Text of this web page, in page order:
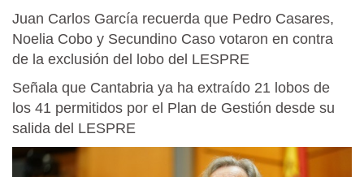
Juan Carlos García recuerda que Pedro Casares,
Noelia Cobo y Secundino Caso votaron en contra
de la exclusión del lobo del LESPRE
Señala que Cantabria ya ha extraído 21 lobos de
los 41 permitidos por el Plan de Gestión desde su
salida del LESPRE